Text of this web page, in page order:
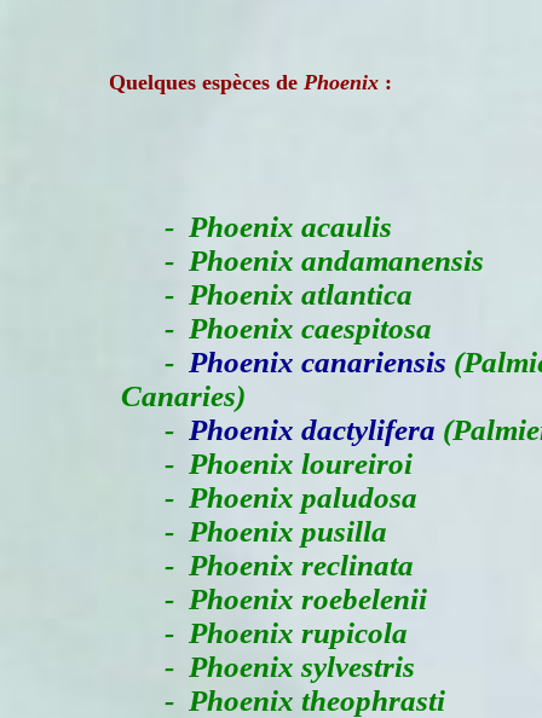
Quelques espèces de Phoenix :
- Phoenix acaulis
- Phoenix andamanensis
- Phoenix atlantica
- Phoenix caespitosa
- Phoenix canariensis
Canaries)
- Phoenix dactylifera
- Phoenix loureiroi
- Phoenix paludosa
- Phoenix pusilla
- Phoenix reclinata
- Phoenix roebelenii
- Phoenix rupicola
- Phoenix sylvestris
- Phoenix theophrasti